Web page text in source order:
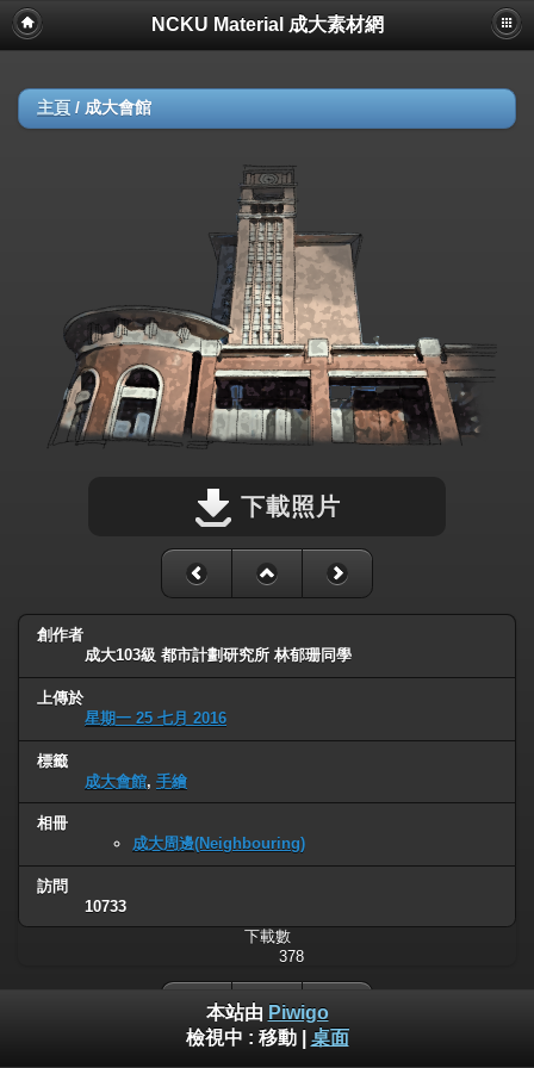
NCKU Material 成大素材網
主頁 / 成大會館
下載照片
創作者
成大103級 都市計劃研究所 林郁珊同學
上傳於
星期一 25 七月 2016
標籤
成大會館, 手繪
相冊
成大周邊(Neighbouring)
訪問
10733
下載數
378
本站由 Piwigo
檢視中 : 移動| 桌面